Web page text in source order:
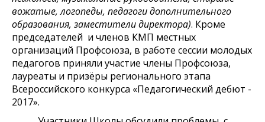
вожатые, логопеды, педагоги дополнительного
образования, заместители директора). Кроме
председателей и членов КМП местных
организаций Профсоюза, в работе сессии молодых
педагогов приняли участие члены Профсоюза,
лауреаты и призёры регионального этапа
Всероссийского конкурса «Педагогический дебют -
2017».